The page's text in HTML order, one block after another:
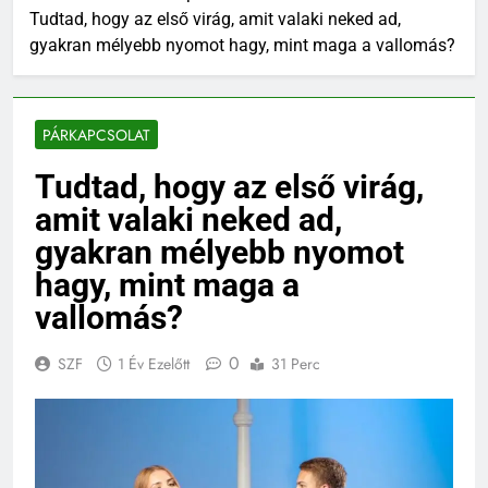
Tudtad, hogy az első virág, amit valaki neked ad,
gyakran mélyebb nyomot hagy, mint maga a vallomás?
PÁRKAPCSOLAT
Tudtad, hogy az első virág,
amit valaki neked ad,
gyakran mélyebb nyomot
hagy, mint maga a
vallomás?
SZF 1 Év Ezelőtt 0 31 Perc